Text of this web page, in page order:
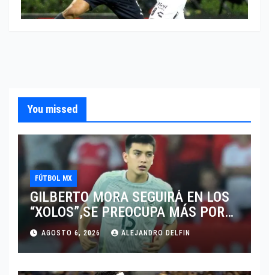
You missed
FÚTBOL MX
GILBERTO MORA SEGUIRÁ EN LOS
“XOLOS”,SE PREOCUPA MÁS POR
JUGAR EN SU EQUIPO.
AGOSTO 6, 2026 ALEJANDRO DELFIN